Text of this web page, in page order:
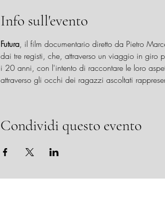
Info sull'evento
Futura, il film documentario diretto da Pietro
dai tre registi, che, attraverso un viaggio in giro
i 20 anni, con l'intento di raccontare le loro
attraverso gli occhi dei ragazzi ascoltati
Condividi questo evento